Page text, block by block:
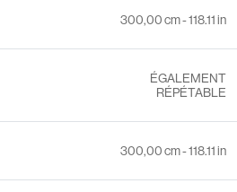
300,00 cm - 118.11 in
ÉGALEMENT
RÉPÉTABLE
300,00 cm - 118.11 in